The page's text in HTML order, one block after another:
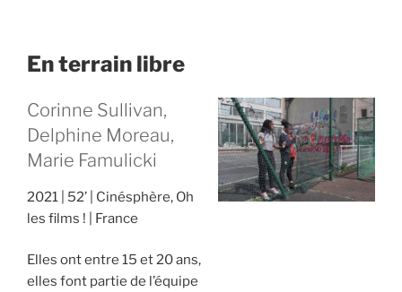
En terrain libre
Corinne Sullivan,
Delphine Moreau,
Marie Famulicki
2021 52’
Cinésphère, Oh
les films !
France
Elles ont entre 15 et 20 ans,
elles font partie de l’équipe